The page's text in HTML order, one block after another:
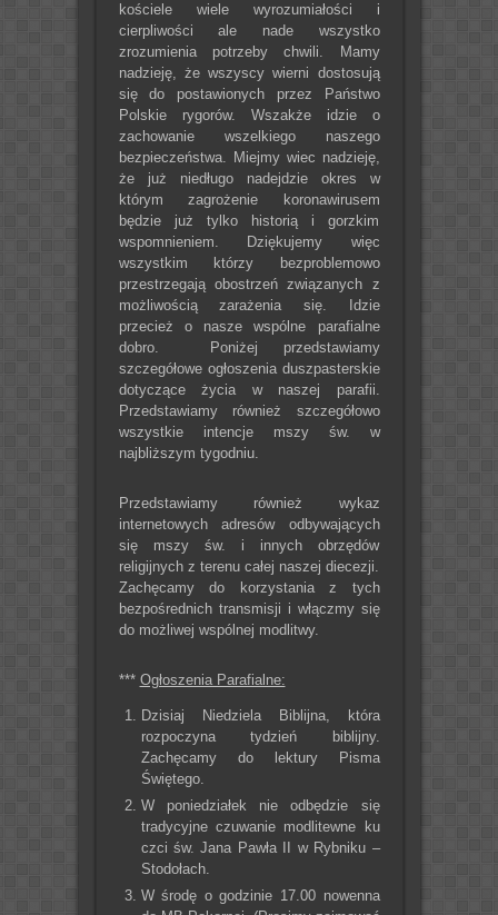
kościele wiele wyrozumiałości i
cierpliwości ale nade wszystko
zrozumienia potrzeby chwili. Mamy
nadzieję, że wszyscy wierni dostosują
się do postawionych przez Państwo
Polskie rygorów. Wszakże idzie o
zachowanie wszelkiego naszego
bezpieczeństwa. Miejmy wiec nadzieję,
że już niedługo nadejdzie okres w
którym zagrożenie koronawirusem
będzie już tylko historią i gorzkim
wspomnieniem. Dziękujemy więc
wszystkim którzy bezproblemowo
przestrzegają obostrzeń związanych z
możliwością zarażenia się. Idzie
przecież o nasze wspólne parafialne
dobro. Poniżej przedstawiamy
szczegółowe ogłoszenia duszpasterskie
dotyczące życia w naszej parafii.
Przedstawiamy również szczegółowo
wszystkie intencje mszy św. w
najbliższym tygodniu.
Przedstawiamy również wykaz
internetowych adresów odbywających
się mszy św. i innych obrzędów
religijnych z terenu całej naszej diecezji.
Zachęcamy do korzystania z tych
bezpośrednich transmisji i włączmy się
do możliwej wspólnej modlitwy.
*** Ogłoszenia Parafialne:
Dzisiaj Niedziela Biblijna, która
rozpoczyna tydzień biblijny.
Zachęcamy do lektury Pisma
Świętego.
W poniedziałek nie odbędzie się
tradycyjne czuwanie modlitewne ku
czci św. Jana Pawła II w Rybniku –
Stodołach.
W środę o godzinie 17.00 nowenna